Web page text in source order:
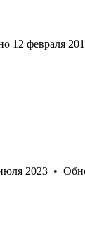
12 февраля
2023 •